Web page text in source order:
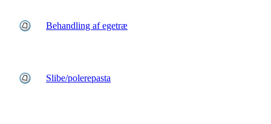
Behandling af egetræ
Slibe/polerepasta